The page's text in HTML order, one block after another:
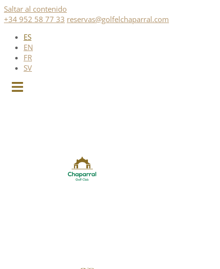
Saltar al contenido
+34 952 58 77 33 reservas@golfelchaparral.com
ES
EN
FR
SV